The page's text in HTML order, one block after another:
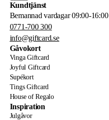
Kundtjänst
Bemannad vardagar 09:00-16:00
0771-700 300
info@giftcard.se
Gåvokort
Vinga Giftcard
Joyful Giftcard
Supékort
Tings Giftcard
House of Regalo
Inspiration
Julgåvor